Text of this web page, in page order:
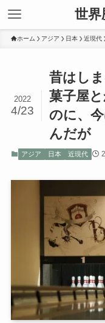
世界
ホーム アジア 日本 近現代
昔はし
菓子屋
のに、
んだが
2022
4/23
アジア 日本 近現代